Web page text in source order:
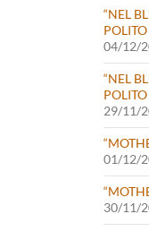
“NEL
04/12/
“NEL
POLITO
29/11/
01/12/
30/11/